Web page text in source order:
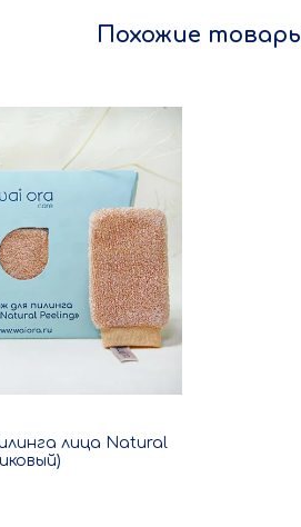
Похожие
лица Natural
корзину
В ОДИН КЛИК